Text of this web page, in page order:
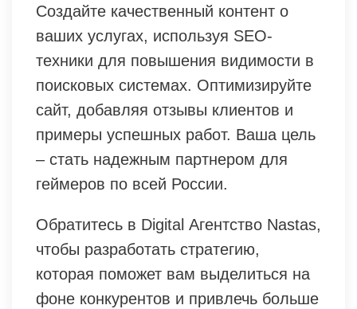
Создайте качественный контент о
ваших услугах, используя SEO-
техники для повышения видимости в
поисковых системах. Оптимизируйте
сайт, добавляя отзывы клиентов и
примеры успешных работ. Ваша цель
– стать надежным партнером для
геймеров по всей России.
Обратитесь в Digital Агентство Nastas,
чтобы разработать стратегию,
которая поможет вам выделиться на
фоне конкурентов и привлечь больше